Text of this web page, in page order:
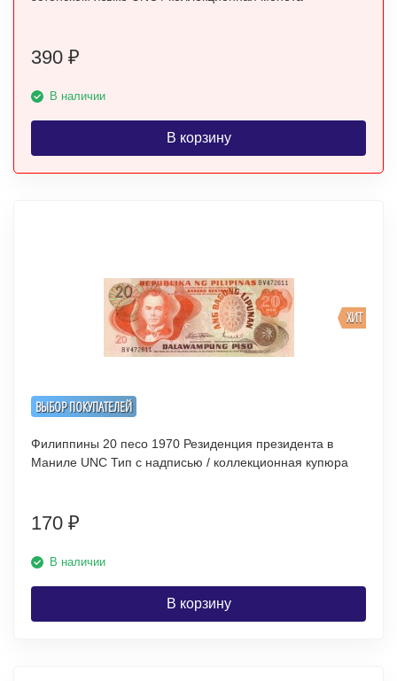
390 ₽
В наличии
В корзину
ВЫБОР ПОКУПАТЕЛЕЙ
ХИТ
Филиппины 20 песо 1970 Резиденция президента в
Маниле UNC Тип с надписью / коллекционная купюра
170 ₽
В наличии
В корзину